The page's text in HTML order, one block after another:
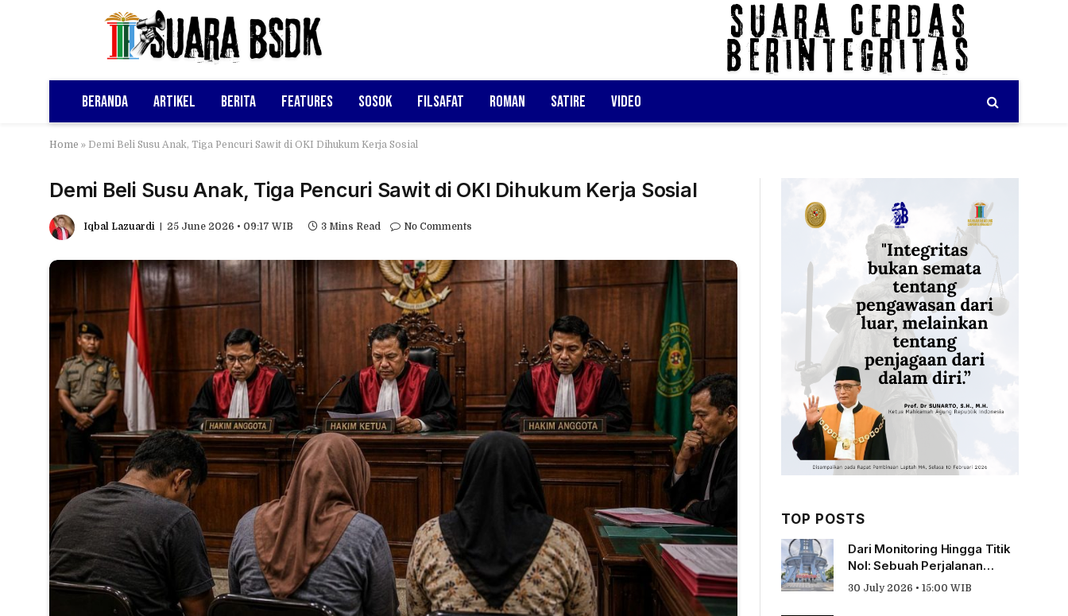
Beranda Artikel Berita Features Sosok Filsafat Roman Satire Video
Home » Demi Beli Susu Anak, Tiga Pencuri Sawit di OKI Dihukum Kerja Sosial
Demi Beli Susu Anak, Tiga Pencuri Sawit di OKI Dihukum Kerja Sosial
Iqbal Lazuardi 25 June 2026 • 09:17 WIB 3 Mins Read No Comments
TOP POSTS
Dari Monitoring Hingga Titik
Nol: Sebuah Perjalanan
Tentang Pengabdian
30 July 2026 • 15:00 WIB